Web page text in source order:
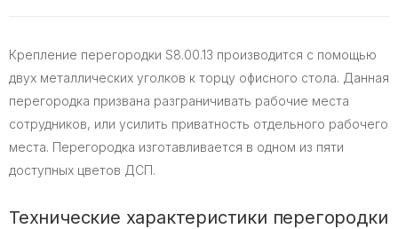
Крепление перегородки S8.00.13 производится с помощью
двух металлических уголков к торцу офисного стола. Данная
перегородка призвана разграничивать рабочие места
сотрудников, или усилить приватность отдельного рабочего
места. Перегородка изготавливается в одном из пяти
доступных цветов ДСП.
Технические характеристики перегородки